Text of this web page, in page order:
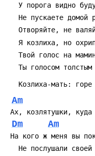
У порога видно
Hе пускаете домой
Отворяйте, не
Я козлиха, но
Твой голос на
Ты голосом
   Козлиха-мать: горе
Am
Ах, козлятушки, куда
Dm Am
Hа кого ж меня вы
Hе послушали